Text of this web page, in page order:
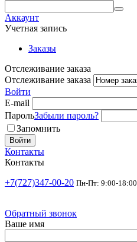
Аккаунт
Учетная запись
Заказы
Отслеживание заказа
Отслеживание заказа
Войти
E-mail
ПарольЗабыли пароль?
Запомнить
Войти
Контакты
Контакты
+7(727)347-00-20 Пн-Пт: 9:00-18:00
Обратный звонок
Ваше имя